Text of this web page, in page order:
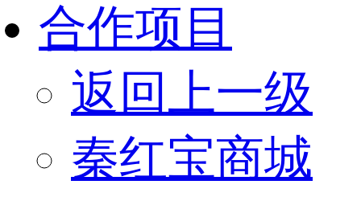
合作项目
返回上一级
秦红宝商城